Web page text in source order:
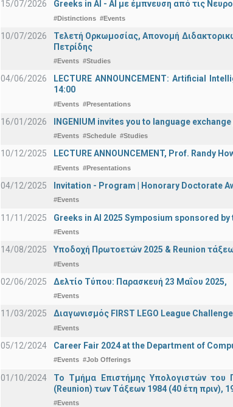
15/07/2026
Greeks in AI - ΑΙ με έμπνευση από τις
#Distinctions #Events
10/07/2026
Τελετή Ορκωμοσίας, Απονομή
Πετρίδης
#Events #Studies
04/06/2026
LECTURE ANNOUNCEMENT: Artificial
14:00
#Events #Presentations
16/01/2026 INGENIUM invites you to language
#Events #Schedule #Studies
10/12/2025 LECTURE ANNOUNCEMENT, Prof. Randy
#Events #Presentations
04/12/2025 Invitation - Program | Honorary Doctorate
#Events
11/11/2025 Greeks in AI 2025 Symposium sponsored
#Events
14/08/2025 Υποδοχή Πρωτοετών 2025 & Reunion
#Events
02/06/2025 Δελτίο Τύπου: Παρασκευή 23 Μαΐου 2025,
#Events
11/03/2025 Διαγωνισμός FIRST LEGO League
#Events
05/12/2024 Career Fair 2024 at the Department of
#Events #Job Offerings
01/10/2024
Το Τμήμα Επιστήμης Υπολογιστών του
(Reunion) των Τάξεων 1984 (40 έτη πριν),
#Events